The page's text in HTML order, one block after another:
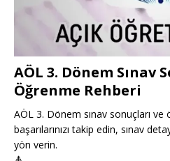
AÖL 3. Dönem Sınav
Öğrenme Rehberi
AÖL 3. Dönem sınav sonuçları
başarılarınızı takip edin, sınav
yön verin.